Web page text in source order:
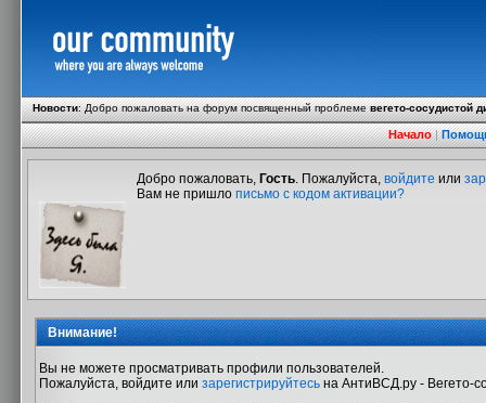
Новости:Добро пожаловать на форум посвященный проблемевегето-сосудистой
Начало|
Добро пожаловать, Гость. Пожалуйста, войдите или
Вам не пришло письмо с кодом активации?
Внимание!
Вы не можете просматривать профили пользователей.
Пожалуйста, войдите или зарегистрируйтесь на АнтиВСД.ру - Вегето-